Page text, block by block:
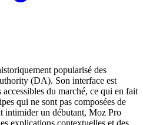
popularisé des
(DA). Son interface est
du marché, ce qui en fait
qui ne sont pas composées de
intimider un débutant, Moz Pro